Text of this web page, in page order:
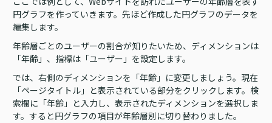
円グラフを作っていきます。先ほど作成した円グラフのデータを
編集します。
年齢層ごとのユーザーの割合が知りたいため、ディメンションは
「年齢」、指標は「ユーザー」を設定します。
では、右側のディメンションを「年齢」に変更しましょう。現在
「ページタイトル」と表示されている部分をクリックします。検
索欄に「年齢」と入力し、表示されたディメンションを選択しま
す。すると円グラフの項目が年齢層別に切り替わりました。